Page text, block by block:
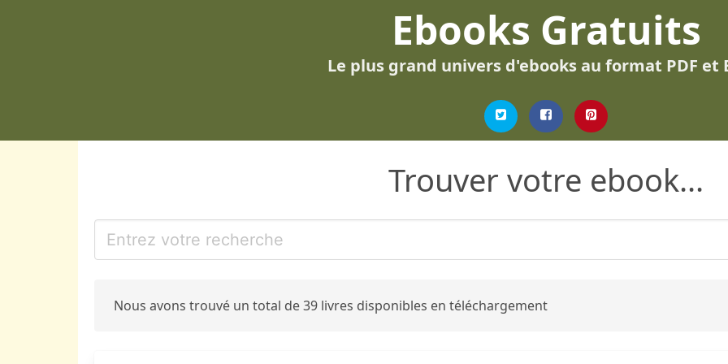
Ebooks Gratuits
Le plus grand univers d'ebooks au format PDF et
Trouver votre ebook...
Nous avons trouvé un total de 39 livres disponibles en téléchargement